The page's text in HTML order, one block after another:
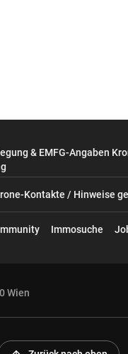
& EMFG-Angaben
Kontakte / Hinweise
Immosuche
Wien